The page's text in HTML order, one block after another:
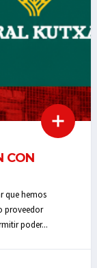
CON
que hemos
proveedor
poder...